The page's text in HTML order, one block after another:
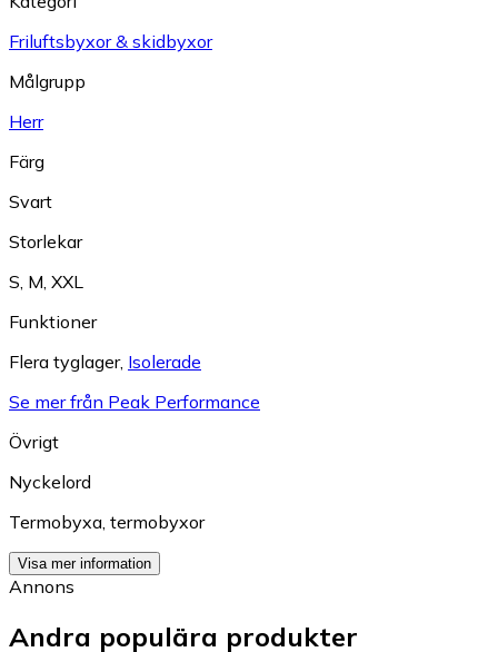
Friluftsbyxor & skidbyxor
Målgrupp
Herr
Färg
Svart
Storlekar
S M XXL
Funktioner
Flera tyglager, Isolerade
Se mer från Peak Performance
Övrigt
Nyckelord
Termobyxa termobyxor
Visa mer information
Annons
Andra populära produkter